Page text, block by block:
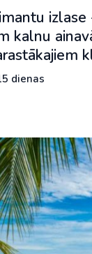
izlase
kalnu
dienas